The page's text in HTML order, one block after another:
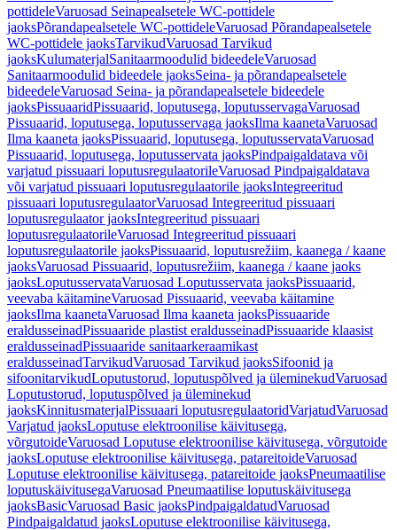
pottideleVaruosad Seinapealsetele WC-pottidele
jaoksPõrandapealsetele WC-pottideleVaruosad Põrandapealsetele
WC-pottidele jaoksTarvikudVaruosad Tarvikud
jaoksKulumaterjalSanitaarmoodulid bideedeleVaruosad
Sanitaarmoodulid bideedele jaoksSeina- ja põrandapealsetele
bideedeleVaruosad Seina- ja põrandapealsetele bideedele
jaoksPissuaaridPissuaarid, loputusega, loputusservagaVaruosad
Pissuaarid, loputusega, loputusservaga jaoksIlma kaanetaVaruosad
Ilma kaaneta jaoksPissuaarid, loputusega, loputusservataVaruosad
Pissuaarid, loputusega, loputusservata jaoksPindpaigaldatava või
varjatud pissuaari loputusregulaatorileVaruosad Pindpaigaldatava
või varjatud pissuaari loputusregulaatorile jaoksIntegreeritud
pissuaari loputusregulaatorVaruosad Integreeritud pissuaari
loputusregulaator jaoksIntegreeritud pissuaari
loputusregulaatorileVaruosad Integreeritud pissuaari
loputusregulaatorile jaoksPissuaarid, loputusrežiim, kaanega / kaane
jaoksVaruosad Pissuaarid, loputusrežiim, kaanega / kaane jaoks
jaoksLoputusservataVaruosad Loputusservata jaoksPissuaarid,
veevaba käitamineVaruosad Pissuaarid, veevaba käitamine
jaoksIlma kaanetaVaruosad Ilma kaaneta jaoksPissuaaride
eraldusseinadPissuaaride plastist eraldusseinadPissuaaride klaasist
eraldusseinadPissuaaride sanitaarkeraamikast
eraldusseinadTarvikudVaruosad Tarvikud jaoksSifoonid ja
sifoonitarvikudLoputustorud, loputuspõlved ja üleminekudVaruosad
Loputustorud, loputuspõlved ja üleminekud
jaoksKinnitusmaterjalPissuaari loputusregulaatoridVarjatudVaruosad
Varjatud jaoksLoputuse elektroonilise käivitusega,
võrgutoideVaruosad Loputuse elektroonilise käivitusega, võrgutoide
jaoksLoputuse elektroonilise käivitusega, patareitoideVaruosad
Loputuse elektroonilise käivitusega, patareitoide jaoksPneumaatilise
loputuskäivitusegaVaruosad Pneumaatilise loputuskäivitusega
jaoksBasicVaruosad Basic jaoksPindpaigaldatudVaruosad
Pindpaigaldatud jaoksLoputuse elektroonilise käivitusega,